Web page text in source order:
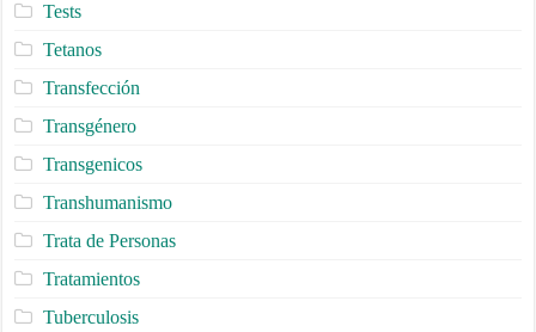
Tests
Tetanos
Transfección
Transgénero
Transgenicos
Transhumanismo
Trata de Personas
Tratamientos
Tuberculosis